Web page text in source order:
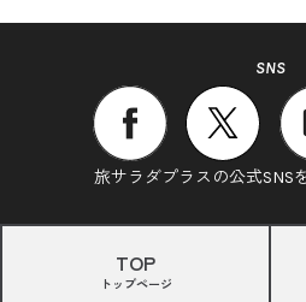
SNS
旅サラダプラスの公式SNS
TOP
トップページ